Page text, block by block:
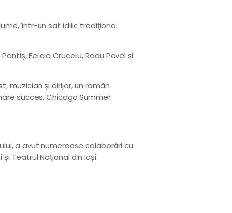
într-un sat idilic tradiţional
Felicia Cruceru, Radu Pavel și
muzician și dirijor, un român
succes, Chicago Summer
a avut numeroase colaborări cu
Teatrul Național din Iași.